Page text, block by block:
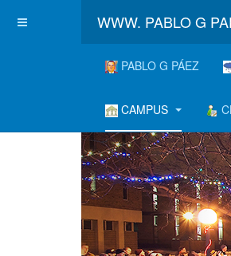
WWW. PABLO G
PABLO G PÁEZ
CAMPUS